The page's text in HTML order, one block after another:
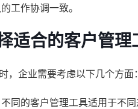
工作协调一致。
适合的客户管理
，企业需要考虑以下几个方面：
不同的客户管理工具适用于不